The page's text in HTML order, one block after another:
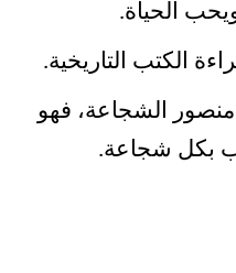
الحياة.
الكتب التاريخية.
الشجاعة، فهو
بكل شجاعة.